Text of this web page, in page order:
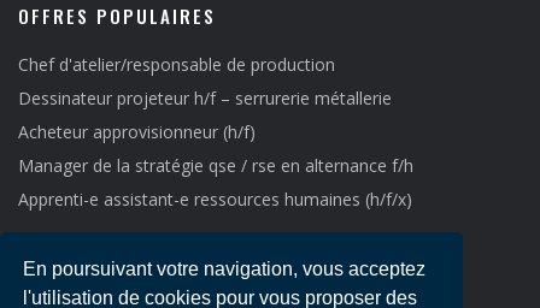
En poursuivant votre navigation, vous acceptez
l'utilisation de cookies pour vous proposer des
OFFRES POPULAIRES
Chef d'atelier/responsable de production
Dessinateur projeteur h/f – serrurerie métallerie
Acheteur approvisionneur (h/f)
Manager de la stratégie qse / rse en alternance f/h
Apprenti-e assistant-e ressources humaines (h/f/x)